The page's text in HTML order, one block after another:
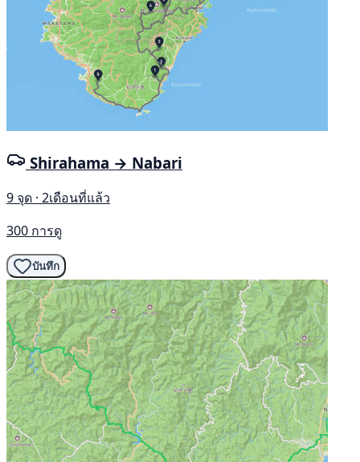
Shirahama → Nabari
9 จุด · 2เดือนที่แล้ว
300 การดู
บันทึก